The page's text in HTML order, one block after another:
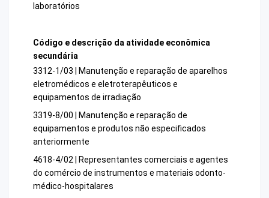
laboratórios
Código e descrição da atividade econômica
secundária
3312-1/03 | Manutenção e reparação de aparelhos
eletromédicos e eletroterapêuticos e
equipamentos de irradiação
3319-8/00 | Manutenção e reparação de
equipamentos e produtos não especificados
anteriormente
4618-4/02 | Representantes comerciais e agentes
do comércio de instrumentos e materiais odonto-
médico-hospitalares